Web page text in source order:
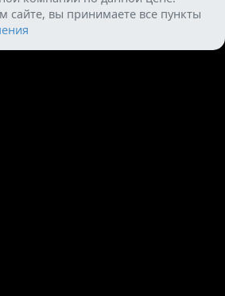
сайте, вы принимаете все пункты